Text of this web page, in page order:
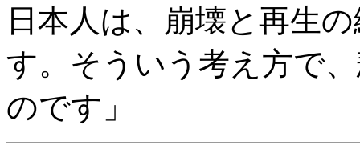
日本人は、崩壊と再生
す。そういう考え方で
のです」